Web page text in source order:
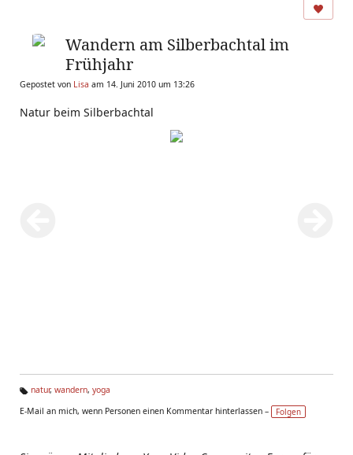
Wandern am Silberbachtal im
Frühjahr
Gepostet von Lisa am 14. Juni 2010 um 13:26
Natur beim Silberbachtal
g
natur, wandern, yoga
E-Mail an mich, wenn Personen einen Kommentar hinterlassen –
Folgen